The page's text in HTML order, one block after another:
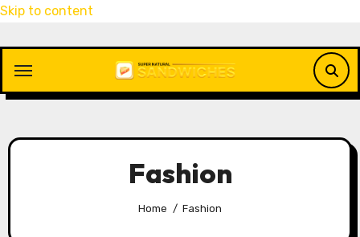
Skip to content
Fashion
Home Fashion